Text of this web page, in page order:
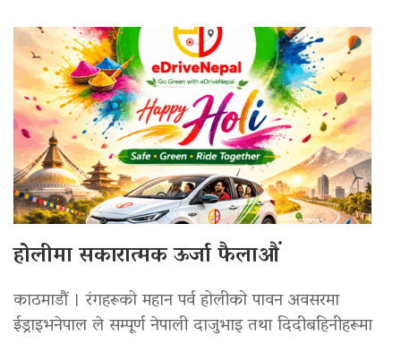
होलीमा सकारात्मक ऊर्जा फैलाऔं
काठमाडौं । रंगहरूको महान पर्व होलीको पावन अवसरमा
ईड्राइभनेपाल ले सम्पूर्ण नेपाली दाजुभाइ तथा दिदीबहिनीहरूमा